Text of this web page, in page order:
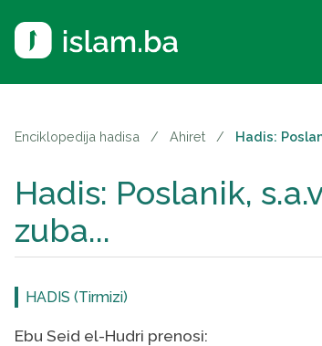
Enciklopedija hadisa / Ahiret / Hadis:
Hadis: Poslanik,
zuba...
HADIS (Tirmizi)
Ebu Seid el-Hudri prenosi: